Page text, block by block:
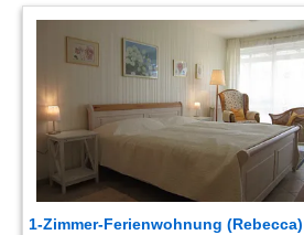
1-Zimmer-Ferienwohnung (Rebecca)